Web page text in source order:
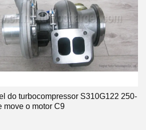
do turbocompressor S310G122 250-
move o motor C9